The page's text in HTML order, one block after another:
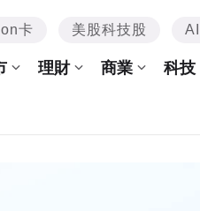
卡 美股科技股 AI
理財 商業 科技